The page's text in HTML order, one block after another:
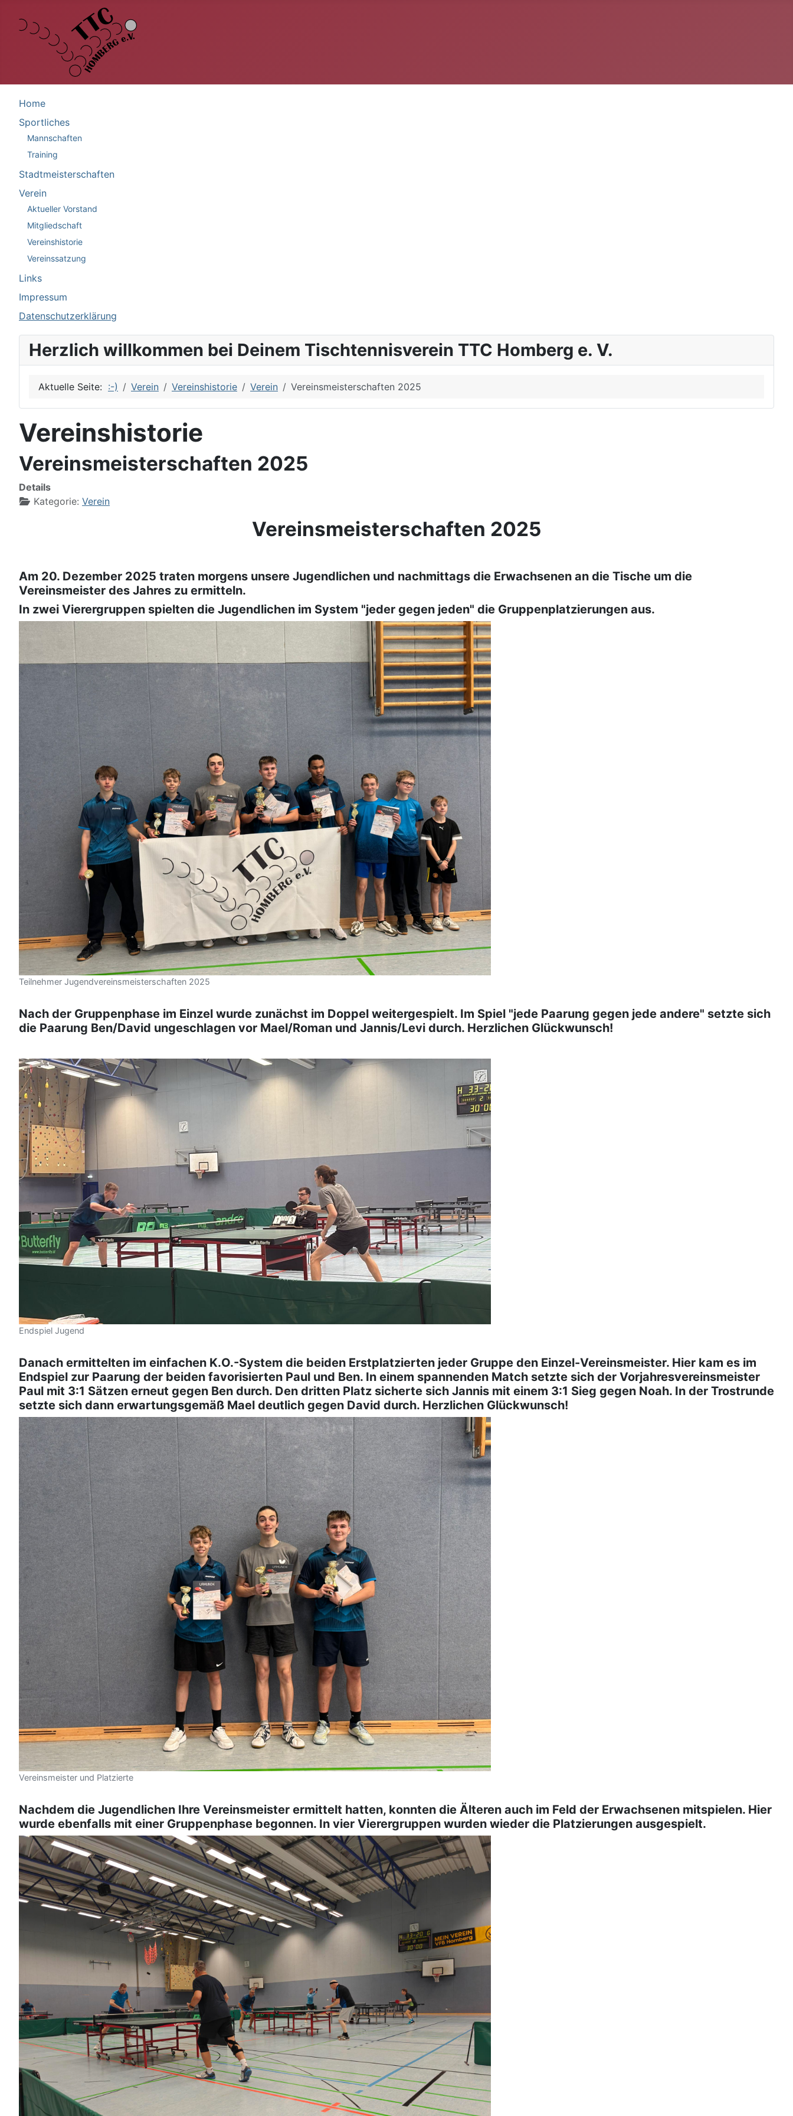
Home
Sportliches
Mannschaften
Training
Stadtmeisterschaften
Verein
Aktueller Vorstand
Mitgliedschaft
Vereinshistorie
Vereinssatzung
Links
Impressum
Datenschutzerklärung
Herzlich willkommen bei Deinem Tischtennisverein TTC Homberg e. V.
Aktuelle Seite: :-) Verein Vereinshistorie Verein Vereinsmeisterschaften 2025
Vereinshistorie
Vereinsmeisterschaften 2025
Details
Kategorie: Verein
Vereinsmeisterschaften 2025
Am 20. Dezember 2025 traten morgens unsere Jugendlichen und nachmittags die Erwachsenen an die Tische um die
Vereinsmeister des Jahres zu ermitteln.
In zwei Vierergruppen spielten die Jugendlichen im System "jeder gegen jeden" die Gruppenplatzierungen aus.
Teilnehmer Jugendvereinsmeisterschaften 2025
Nach der Gruppenphase im Einzel wurde zunächst im Doppel weitergespielt. Im Spiel "jede Paarung gegen jede andere" setzte sich
die Paarung Ben/David ungeschlagen vor Mael/Roman und Jannis/Levi durch. Herzlichen Glückwunsch!
Endspiel Jugend
Danach ermittelten im einfachen K.O.-System die beiden Erstplatzierten jeder Gruppe den Einzel-Vereinsmeister. Hier kam es im
Endspiel zur Paarung der beiden favorisierten Paul und Ben. In einem spannenden Match setzte sich der Vorjahresvereinsmeister
Paul mit 3:1 Sätzen erneut gegen Ben durch. Den dritten Platz sicherte sich Jannis mit einem 3:1 Sieg gegen Noah. In der Trostrunde
setzte sich dann erwartungsgemäß Mael deutlich gegen David durch. Herzlichen Glückwunsch!
Vereinsmeister und Platzierte
Nachdem die Jugendlichen Ihre Vereinsmeister ermittelt hatten, konnten die Älteren auch im Feld der Erwachsenen mitspielen. Hier
wurde ebenfalls mit einer Gruppenphase begonnen. In vier Vierergruppen wurden wieder die Platzierungen ausgespielt.